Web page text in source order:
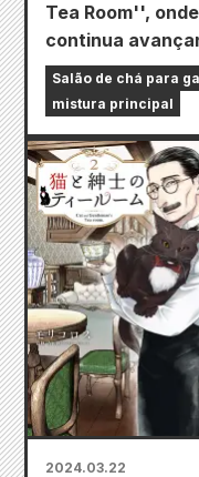
Tea Room'',
continua
Salão de chá para
mistura principal
2024.03.22